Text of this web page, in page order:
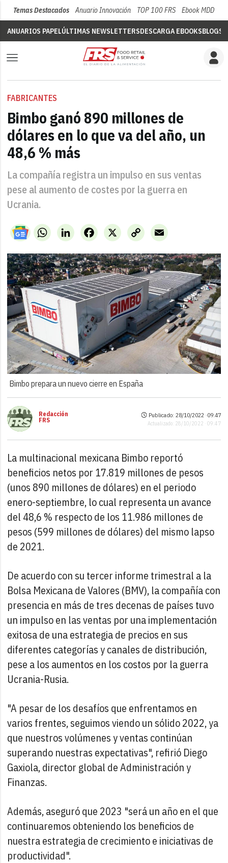
Temas Destacados Anuario Innovación TOP 100 FRS Ebook MDD
ANUARIOS PAPELÚLTIMAS NEWSLETTERSDESCARGA EBOOKSBLOGS
FABRICANTES
Bimbo ganó 890 millones de
dólares en lo que va del año, un
48,6 % más
La compañía registra un impulso en sus ventas
pese al aumento de costes por la guerra en
Ucrania.
WhatsAppLinkedIn X
Facebook
Copy
Link
Email
Bimbo prepara un nuevo cierre en España
Redacción
FRS
Publicado: 28/10/2022 ·09:47
Actualizado: 28/10/2022 · 09:47
La multinacional mexicana Bimbo reportó
beneficios netos por 17.819 millones de pesos
(unos 890 millones de dólares) en el periodo
enero-septiembre, lo cual representa un avance
del 48,6 % respecto de los 11.986 millones de
pesos (599 millones de dólares) del mismo lapso
de 2021.
De acuerdo con su tercer informe trimestral a la
Bolsa Mexicana de Valores (BMV), la compañía con
presencia en más de tres decenas de países tuvo
un impulso en las ventas por una implementación
exitosa de una estrategia de precios en sus
diferentes categorías y canales de distribución,
pese a los aumentos en los costos por la guerra
Ucrania-Rusia.
"A pesar de los desafíos que enfrentamos en
varios frentes, seguimos viendo un sólido 2022, ya
que nuestros volúmenes y ventas continúan
superando nuestras expectativas", refirió Diego
Gaxiola, director global de Administración y
Finanzas.
Además, aseguró que 2023 "será un año en el que
continuaremos obteniendo los beneficios de
nuestra estrategia de crecimiento e iniciativas de
productividad".